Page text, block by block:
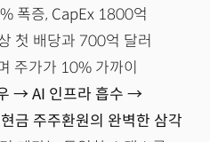
폭증, CapEx 1800억
첫 배당과 700억 달러
주가가 10% 가까이
→ AI 인프라 흡수 →
금 주주환원의 완벽한 삼각